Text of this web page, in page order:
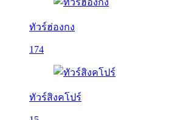
ทัวร์ฮ่องกง
174
ทัวร์สิงคโปร์